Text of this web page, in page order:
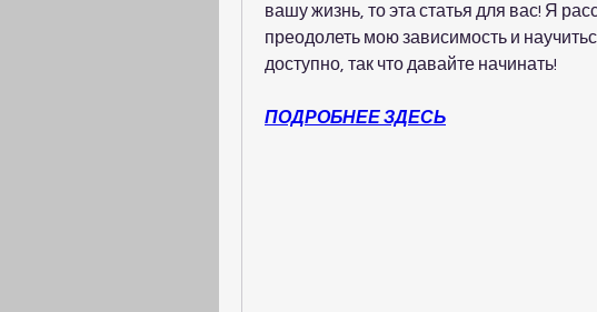
вашу жизнь, то эта статья для вас! Я
преодолеть мою зависимость и
доступно, так что давайте начинать!
ПОДРОБНЕЕ ЗДЕСЬ